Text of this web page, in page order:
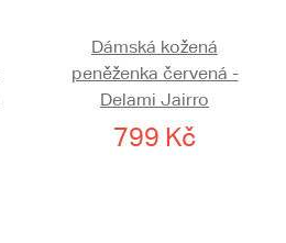
Dámská kožená
peněženka červená -
Delami Jairro
799 Kč